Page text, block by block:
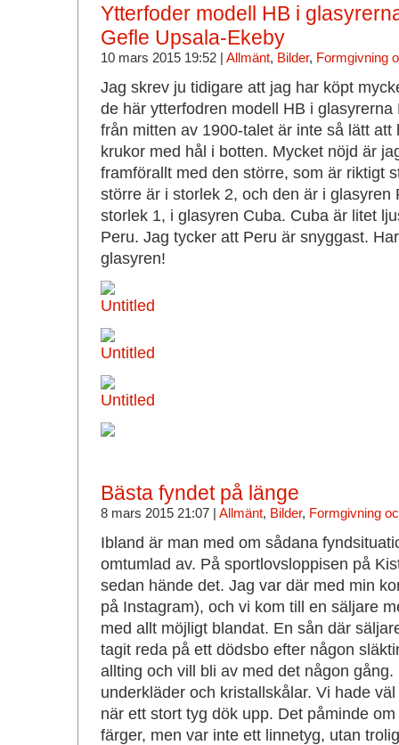
Ytterfoder modell HB i
Gefle Upsala-Ekeby
10 mars 2015 19:52 | Allmänt, Bilder, Formgivning
Jag skrev ju tidigare att jag har köpt
de här ytterfodren modell HB i
från mitten av 1900-talet är inte så lätt
krukor med hål i botten. Mycket nöjd är
framförallt med den större, som är riktigt
större är i storlek 2, och den är i glasyren
storlek 1, i glasyren Cuba. Cuba är litet
Peru. Jag tycker att Peru är snyggast.
glasyren!
Bästa fyndet på länge
8 mars 2015 21:07 | Allmänt, Bilder, Formgivning
Ibland är man med om sådana
omtumlad av. På sportlovsloppisen på
sedan hände det. Jag var där med min
på Instagram), och vi kom till en säljare
med allt möjligt blandat. En sån där
tagit reda på ett dödsbo efter någon
allting och vill bli av med det någon
underkläder och kristallskålar. Vi hade
när ett stort tyg dök upp. Det påminde
färger, men var inte ett linnetyg, utan